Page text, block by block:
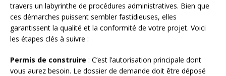
travers un labyrinthe de procédures administratives. Bien que
ces démarches puissent sembler fastidieuses, elles
garantissent la qualité et la conformité de votre projet. Voici
les étapes clés à suivre :
Permis de construire : C’est l’autorisation principale dont
vous aurez besoin. Le dossier de demande doit être déposé